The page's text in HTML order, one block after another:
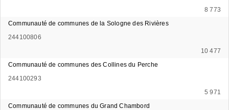
8 773
Communauté de communes de la Sologne des Rivières
244100806
10 477
Communauté de communes des Collines du Perche
244100293
5 971
Communauté de communes du Grand Chambord